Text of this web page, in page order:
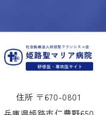
住所 〒670-0801